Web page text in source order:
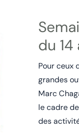
du
Pour ceux
grandes
Marc
le cadre
des